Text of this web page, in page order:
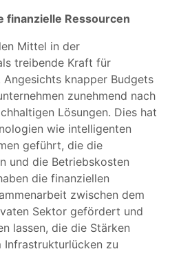
Ressourcen
Mittel in der
treibende Kraft für
knapper Budgets
zunehmend nach
Lösungen. Dies hat
wie intelligenten
geführt, die die
und die Betriebskosten
die finanziellen
zwischen dem
Sektor gefördert und
lassen, die die Stärken
Infrastrukturlücken zu